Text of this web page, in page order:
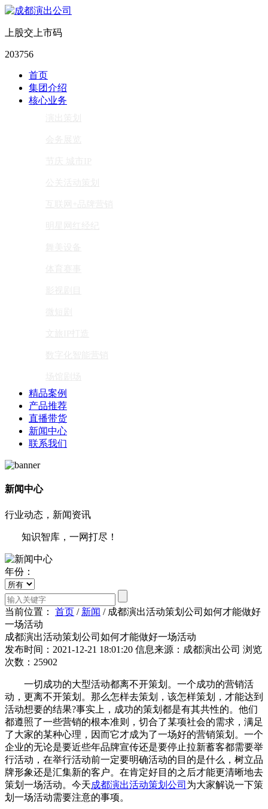
上股交上市码
203756
首页
集团介绍
核心业务
精品案例
产品推荐
直播带货
新闻中心
联系我们
新闻中心
行业动态，新闻资讯
知识智库，一网打尽！
年份：
当前位置： 首页 / 新闻 / 成都演出活动策划公司如何才能做好
一场活动
成都演出活动策划公司如何才能做好一场活动
发布时间：2021-12-21 18:01:20 信息来源：成都演出公司 浏览
次数：25902
一切成功的大型活动都离不开策划。一个成功的营销活
动，更离不开策划。那么怎样去策划，该怎样策划，才能达到
活动想要的结果?事实上，成功的策划都是有其共性的。他们
都遵照了一些营销的根本准则，切合了某项社会的需求，满足
了大家的某种心理，因而它才成为了一场好的营销策划。一个
企业的无论是要近些年品牌宣传还是要停止拉新蓄客都需要举
行活动，在举行活动前一定要明确活动的目的是什么，树立品
牌形象还是汇集新的客户。在肯定好目的之后才能更清晰地去
策划一场活动。今天成都演出活动策划公司 为大家解说一下策
划一场活动需要注意的事项。